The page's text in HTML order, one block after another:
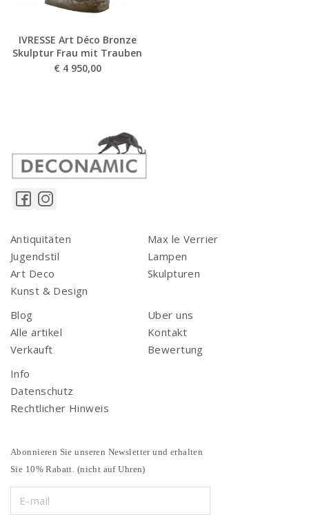
IVRESSE Art Déco Bronze
Skulptur Frau mit Trauben
€ 4 950,00
Antiquitäten
Jugendstil
Art Deco
Kunst & Design
Max le Verrier
Lampen
Skulpturen
Blog
Alle artikel
Verkauft
Uber uns
Kontakt
Bewertung
Info
Datenschutz
Rechtlicher Hinweis
Abonnieren Sie unseren Newsletter und erhalten
Sie 10% Rabatt. (nicht auf Uhren)